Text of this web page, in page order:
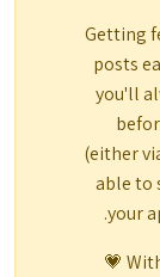
Getting
posts
you'll
(either
able to
your